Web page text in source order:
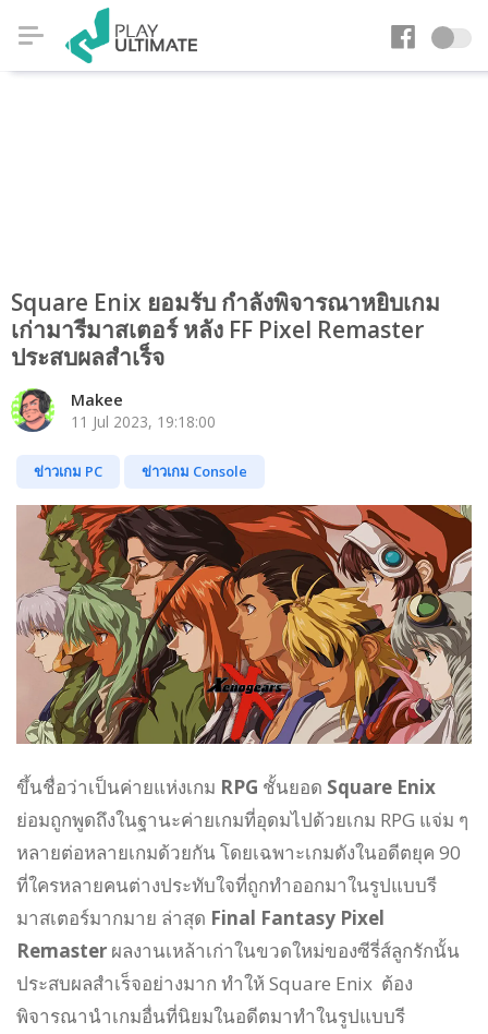
Square Enix ยอมรับ กำลังพิจารณาหยิบเกม
เก่ามารีมาสเตอร์ หลัง FF Pixel Remaster
ประสบผลสำเร็จ
Makee
11 Jul 2023, 19:18:00
ข่าวเกม PC ข่าวเกม Console
ขึ้นชื่อว่าเป็นค่ายแห่งเกม RPG ชั้นยอด Square Enix
ย่อมถูกพูดถึงในฐานะค่ายเกมที่อุดมไปด้วยเกม RPG แจ่ม ๆ
หลายต่อหลายเกมด้วยกัน โดยเฉพาะเกมดังในอดีตยุค 90
ที่ใครหลายคนต่างประทับใจที่ถูกทำออกมาในรูปแบบรี
มาสเตอร์มากมาย ล่าสุด Final Fantasy Pixel
Remaster ผลงานเหล้าเก่าในขวดใหม่ของซีรี่ส์ลูกรักนั้น
ประสบผลสำเร็จอย่างมาก ทำให้ Square Enix ต้อง
พิจารณานำเกมอื่นที่นิยมในอดีตมาทำในรูปแบบรี